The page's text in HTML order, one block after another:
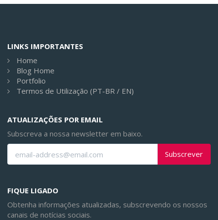
LINKS IMPORTANTES
Home
Blog Home
Portfolio
Termos de Utilização (PT-BR / EN)
ATUALIZAÇÕES POR EMAIL
Subscreva a nossa newsletter em baixo.
Subscrever
FIQUE LIGADO
Obtenha informações atualizadas, subscrevendo os nossos
canais de notícias sociais.